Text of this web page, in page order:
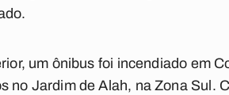
um ônibus foi incendiado em
no Jardim de Alah, na Zona Sul.